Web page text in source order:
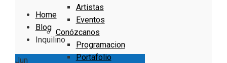
Artistas
Eventos
Conózcanos
Programacion
Portafolio
Home
Blog
Inquilino
Jun